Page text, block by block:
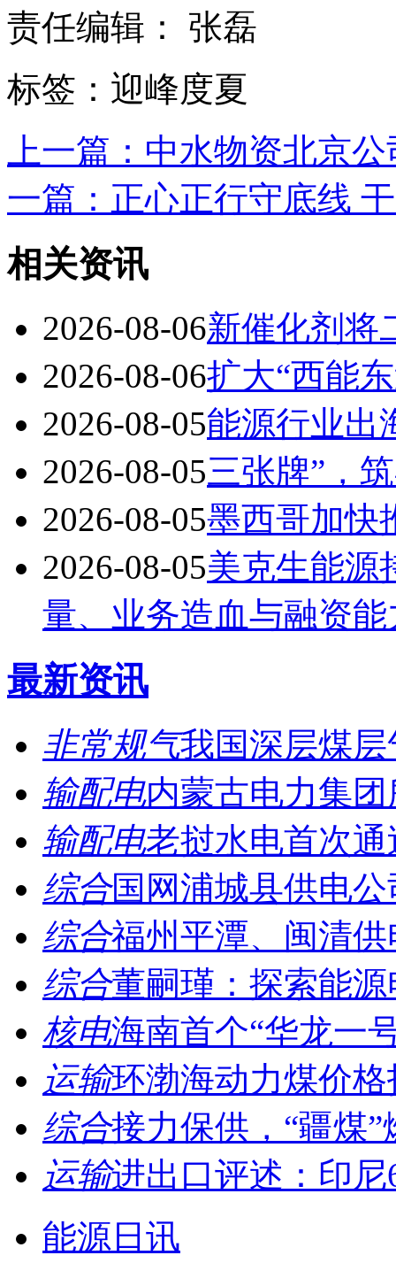
责任编辑： 张磊
标签：迎峰度夏
上一篇：中水物资北京
一篇：正心正行守底线
相关资讯
2026-08-06新催化剂将
2026-08-06扩大“西能
2026-08-05能源行业出
2026-08-05三张牌”，
2026-08-05墨西哥加快
2026-08-05美克生能源
量、业务造血与融资
最新资讯
非常规气我国深层煤
输配电内蒙古电力集
输配电老挝水电首次
综合国网浦城县供电
综合福州平潭、闽清
综合董嗣瑾：探索能
核电海南首个“华龙一
运输环渤海动力煤价格
综合接力保供，“疆煤
运输进出口评述：印
能源日讯